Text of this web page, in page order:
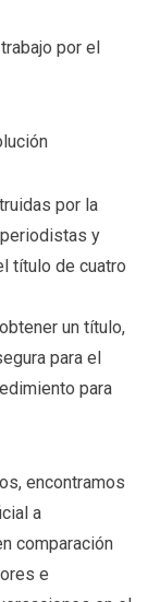
por el
por la
y
título de cuatro
un título,
para el
para
encontramos
a
comparación
e